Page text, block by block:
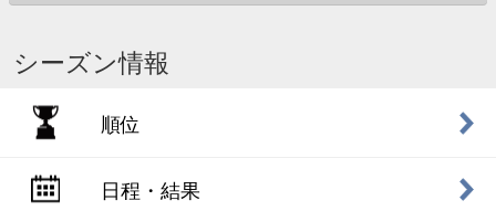
シーズン情報
順位
日程・結果